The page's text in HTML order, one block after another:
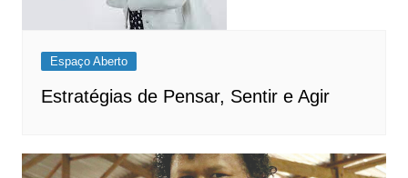
Espaço Aberto
Estratégias de Pensar, Sentir e Agir